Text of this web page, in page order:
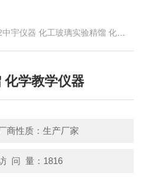
仪器 化工玻璃实验精馏 化学教学仪器
化学教学仪器
商性质：生产厂家
问 量：1816